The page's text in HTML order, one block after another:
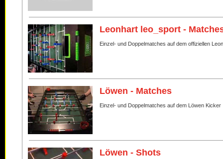
Leonhart leo_sport -
Einzel- und Doppelmatches auf dem offiziellen
Löwen - Matches
Einzel- und Doppelmatches auf dem Löwen Kicker
Löwen - Shots